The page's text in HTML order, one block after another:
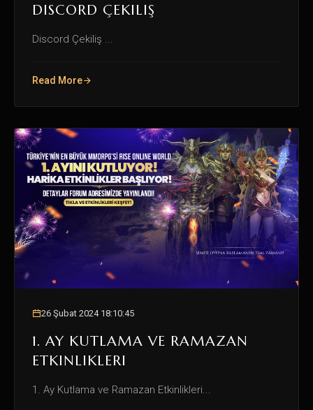
DISCORD ÇEKILIŞ
Discord Çekiliş ...
Read More
26 Şubat 2024 18:10:45
1. AY KUTLAMA VE RAMAZAN
ETKINLIKLERI
1. Ay Kutlama ve Ramazan Etkinlikleri...